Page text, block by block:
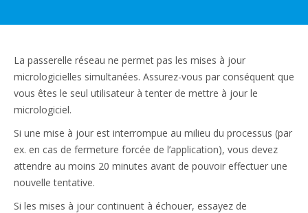
La passerelle réseau ne permet pas les mises à jour
micrologicielles simultanées. Assurez-vous par conséquent que
vous êtes le seul utilisateur à tenter de mettre à jour le
micrologiciel.
Si une mise à jour est interrompue au milieu du processus (par
ex. en cas de fermeture forcée de l’application), vous devez
attendre au moins 20 minutes avant de pouvoir effectuer une
nouvelle tentative.
Si les mises à jour continuent à échouer, essayez de